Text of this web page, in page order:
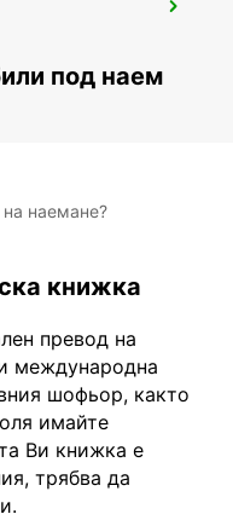
под наем
наемане?
книжка
превод на
международна
шофьор, както
имайте
Ви книжка е
трябва да